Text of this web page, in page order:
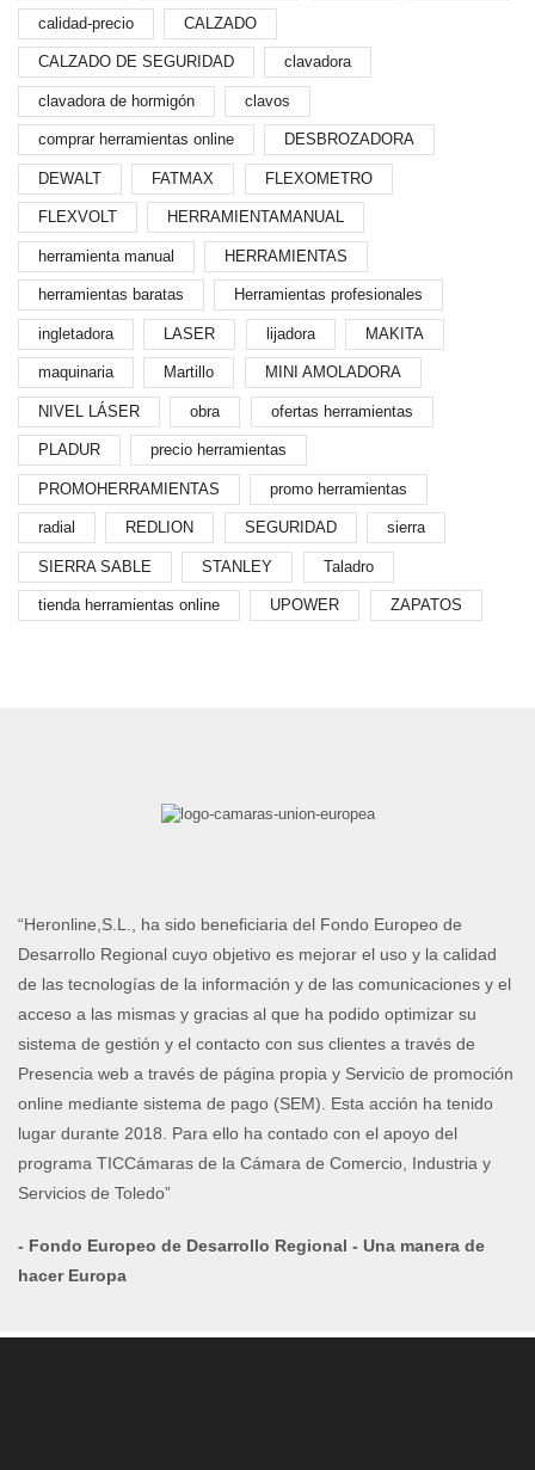
calidad-precio CALZADO
CALZADO DE SEGURIDAD clavadora
clavadora de hormigón clavos
comprar herramientas online DESBROZADORA
DEWALT FATMAX FLEXOMETRO
FLEXVOLT HERRAMIENTAMANUAL
herramienta manual HERRAMIENTAS
herramientas baratas Herramientas profesionales
ingletadora LASER lijadora MAKITA
maquinaria Martillo MINI AMOLADORA
NIVEL LÁSER obra ofertas herramientas
PLADUR precio herramientas
PROMOHERRAMIENTAS promo herramientas
radial REDLION SEGURIDAD sierra
SIERRA SABLE STANLEY Taladro
tienda herramientas online UPOWER ZAPATOS
“Heronline,S.L., ha sido beneficiaria del Fondo Europeo de
Desarrollo Regional cuyo objetivo es mejorar el uso y la calidad
de las tecnologías de la información y de las comunicaciones y el
acceso a las mismas y gracias al que ha podido optimizar su
sistema de gestión y el contacto con sus clientes a través de
Presencia web a través de página propia y Servicio de promoción
online mediante sistema de pago (SEM). Esta acción ha tenido
lugar durante 2018. Para ello ha contado con el apoyo del
programa TICCámaras de la Cámara de Comercio, Industria y
Servicios de Toledo”
- Fondo Europeo de Desarrollo Regional - Una manera de
hacer Europa